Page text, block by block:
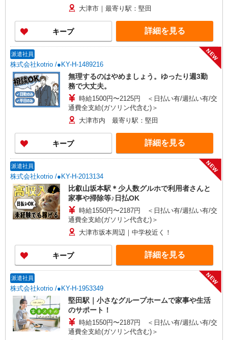
大津市｜最寄り駅：堅田
キープ 詳細を見る
派遣社員
株式会社kotrio /●KY-H-1489216
NEW
無理するのはやめましょう。ゆったり週3勤
務で大丈夫。
時給1500円〜2125円 ＜日払い有/週払い有/交
通費全支給(ガソリン代含む)＞
大津市内 最寄り駅：堅田
キープ 詳細を見る
派遣社員
株式会社kotrio /●KY-H-2013134
NEW
比叡山坂本駅＊少人数グルホで利用者さんと
家事や掃除等♪日払OK
時給1550円〜2187円 ＜日払い有/週払い有/交
通費全支給(ガソリン代含む)＞
大津市坂本周辺｜中学校近く！
キープ 詳細を見る
派遣社員
株式会社kotrio /●KY-H-1953349
NEW
堅田駅｜小さなグループホームで家事や生活
のサポート！
時給1550円〜2187円 ＜日払い有/週払い有/交
通費全支給(ガソリン代含む)＞